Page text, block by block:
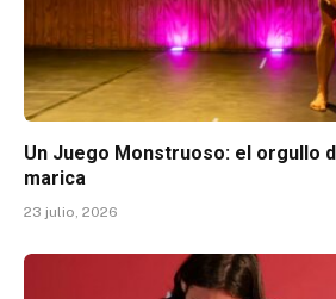
Un Juego Monstruoso: el orgullo
marica
23 julio, 2026